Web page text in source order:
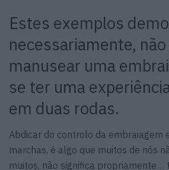
Estes exemplos
necessariamente,
manusear uma
se ter uma
em duas rodas.
Abdicar do controlo da embraiagem
marchas, é algo que muitos de nós
muitos, não significa propriamente…